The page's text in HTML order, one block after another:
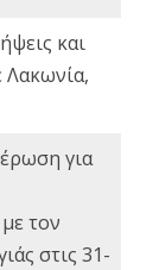
και
Λακωνία,
για
τον
στις 31-